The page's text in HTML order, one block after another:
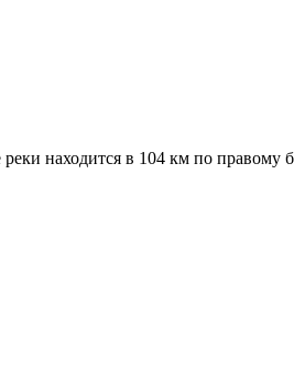
находится в 104 км по правому